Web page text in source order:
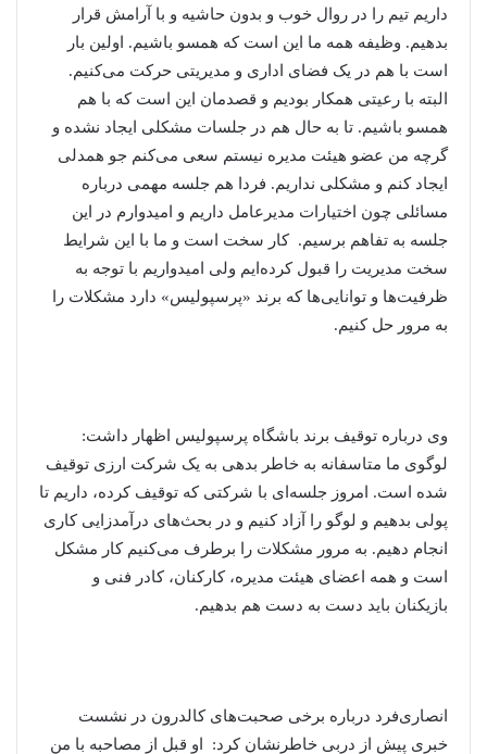
داریم تیم را در روال خوب و بدون حاشیه و با آرامش قرار
بدهیم. وظیفه همه ما این است که همسو باشیم. اولین بار
است با هم در یک فضای اداری و مدیریتی حرکت می‌کنیم.
البته با رعیتی همکار بودیم و قصدمان این است که با هم
همسو باشیم. تا به حال هم در جلسات مشکلی ایجاد نشده و
گرچه من عضو هیئت مدیره نیستم سعی می‌کنم جو همدلی
ایجاد کنم و مشکلی نداریم. فردا هم جلسه مهمی درباره
مسائلی چون اختیارات مدیرعامل داریم و امیدوارم در این
جلسه به تفاهم برسیم. کار سخت است و ما با این شرایط
سخت مدیریت را قبول کرده‌ایم ولی امیدواریم با توجه به
ظرفیت‌ها و توانایی‌ها که برند «پرسپولیس» دارد مشکلات را
به مرور حل کنیم.
وی درباره توقیف برند باشگاه پرسپولیس اظهار داشت:
لوگوی ما متاسفانه به خاطر بدهی به یک شرکت ارزی توقیف
شده است. امروز جلسه‌ای با شرکتی که توقیف کرده، داریم تا
پولی بدهیم و لوگو را آزاد کنیم و در بحث‌های درآمدزایی کاری
انجام دهیم. به مرور مشکلات را برطرف می‌کنیم کار مشکل
است و همه اعضای هیئت مدیره، کارکنان، کادر فنی و
بازیکنان باید دست به دست هم بدهیم.
انصاری‌فرد درباره برخی صحبت‌های کالدرون در نشست
خبری پیش از دربی خاطرنشان کرد: او قبل از مصاحبه با من